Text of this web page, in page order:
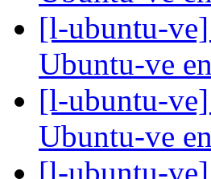
[l-ubuntu-
Ubuntu-ve
[l-ubuntu-
Ubuntu-ve